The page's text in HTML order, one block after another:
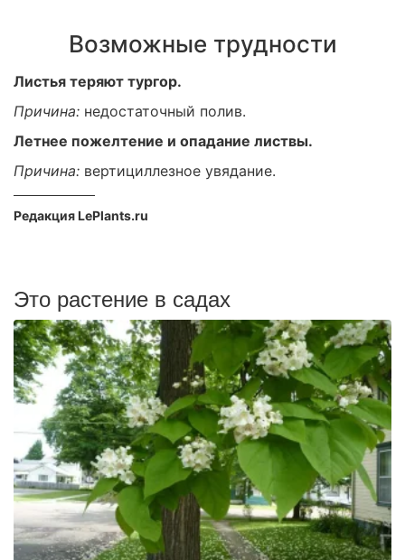
Возможные трудности
Листья теряют тургор.
Причина: недостаточный полив.
Летнее пожелтение и опадание листвы.
Причина: вертициллезное увядание.
Редакция LePlants.ru
Это растение в садах